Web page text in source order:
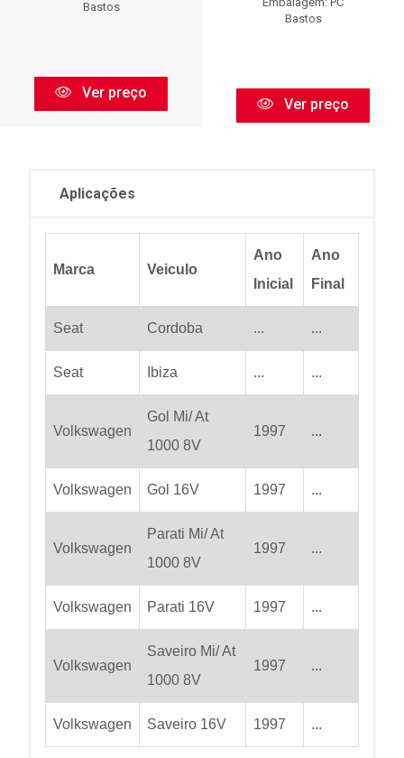
Bastos
Ver preço
Bastos
Ver preço
Aplicações
Marca Veiculo
Ano
Inicial
Ano
Final
Seat Cordoba ... ...
Seat Ibiza ... ...
Volkswagen
Gol Mi/ At
1000 8V
1997 ...
Volkswagen Gol 16V 1997 ...
Volkswagen
Parati Mi/ At
1000 8V
1997 ...
Volkswagen Parati 16V 1997 ...
Volkswagen
Saveiro Mi/ At
1000 8V
1997 ...
Volkswagen Saveiro 16V 1997 ...